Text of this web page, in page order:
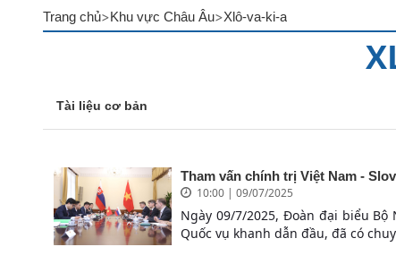
Trang chủ>Khu vực Châu Âu>Xlô-va-ki-a
Tài liệu cơ bản
Tham vấn chính trị Việt Nam -
10:00 | 09/07/2025
Ngày 09/7/2025, Đoàn đại biểu Bộ
Quốc vụ khanh dẫn đầu, đã có